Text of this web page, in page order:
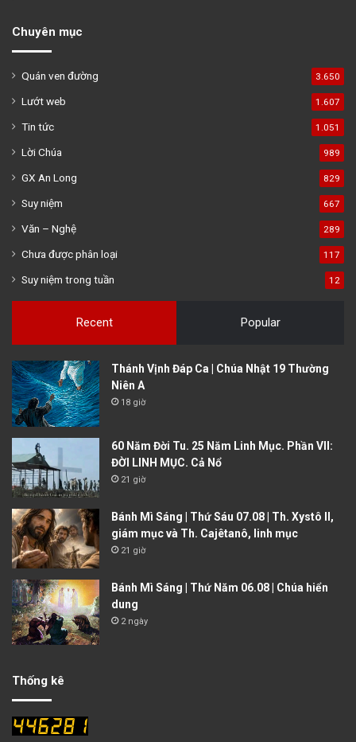
Chuyên mục
Quán ven đường 3.650
Lướt web 1.607
Tin tức 1.051
Lời Chúa 989
GX An Long 829
Suy niệm 667
Văn – Nghệ 289
Chưa được phân loại 117
Suy niệm trong tuần 12
Recent Popular
Thánh Vịnh Đáp Ca | Chúa Nhật 19 Thường
Niên A
18 giờ
60 Năm Đời Tu. 25 Năm Linh Mục. Phần VII:
ĐỜI LINH MỤC. Cả Nổ
21 giờ
Bánh Mì Sáng | Thứ Sáu 07.08 | Th. Xystô II,
giám mục và Th. Cajêtanô, linh mục
21 giờ
Bánh Mì Sáng | Thứ Năm 06.08 | Chúa hiển
dung
2 ngày
Thống kê